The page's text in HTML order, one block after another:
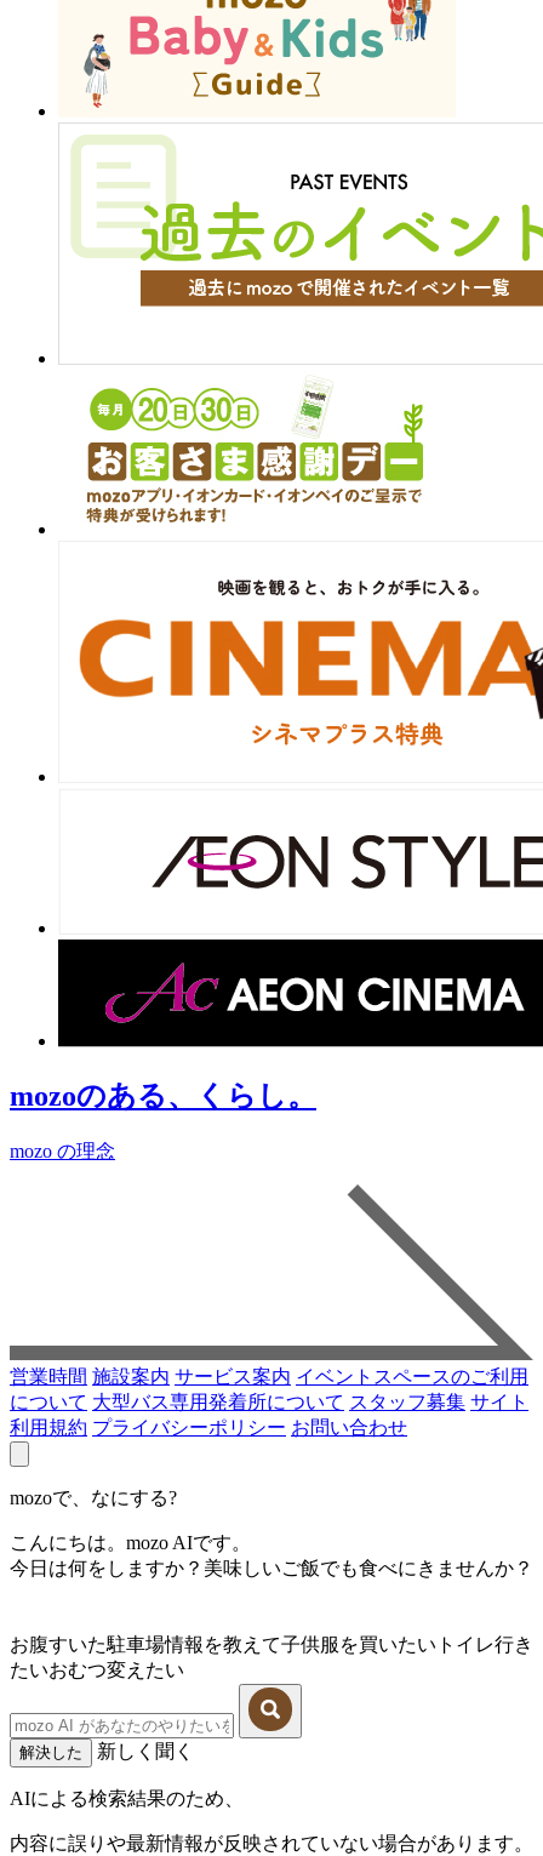
mozoのある、くらし。
mozo の理念
営業時間 施設案内 サービス案内 イベントスペースのご利用
について 大型バス専用発着所について スタッフ募集 サイト
利用規約 プライバシーポリシー お問い合わせ
mozoで、なにする?
こんにちは。mozo AIです。
今日は何をしますか？美味しいご飯でも食べにきませんか？
お腹すいた駐車場情報を教えて子供服を買いたい トイレ行き
たいおむつ変えたい
解決した 新しく聞く
AIによる検索結果のため、
内容に誤りや最新情報が反映されていない場合があります。